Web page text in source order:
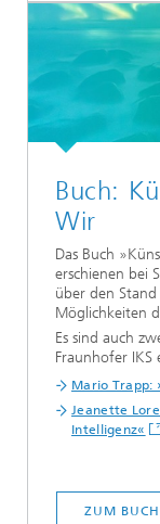
Buch:
Wir
Das Buch
erschienen bei
über den
Möglichkeiten
Es sind auch
Fraunhofer IKS
Mario Trapp:
Jeanette
Intelligenz«
ZUM BUCH